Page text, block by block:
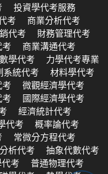
投資學代考服務
考
商業分析代考
代考
財務管理代考
考
商業溝通代考
學代考
力學代考專業
系統代考
材料學代考
考
微觀經濟學代考
考
國際經濟學代考
經濟統計代考
代考
概率論代考
常微分方程代考
析代考
抽象代數代考
考
普通物理代考